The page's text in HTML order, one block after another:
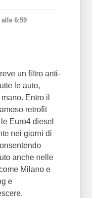
6:59
un filtro anti-
le auto,
Entro il
retrofit
Euro4 diesel
nei giorni di
anche nelle
Milano e
e